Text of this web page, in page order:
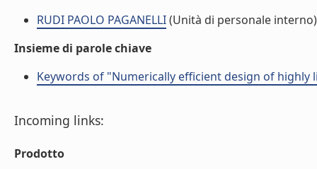
RUDI PAOLO PAGANELLI(Unità di personale interno)
Insieme di parole chiave
Keywords of "Numerically efficient design of
Incoming links:
Prodotto